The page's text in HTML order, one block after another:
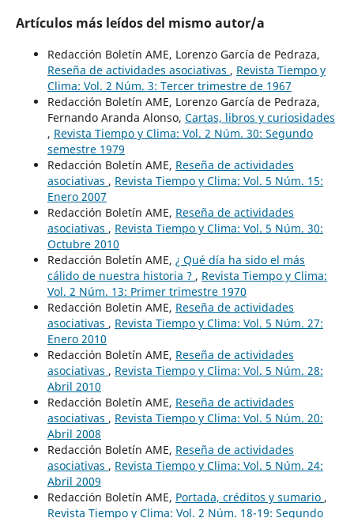
Artículos más leídos del mismo autor/a
Redacción Boletín AME, Lorenzo García de Pedraza,
Reseña de actividades asociativas , Revista Tiempo y
Clima: Vol. 2 Núm. 3: Tercer trimestre de 1967
Redacción Boletín AME, Lorenzo García de Pedraza,
Fernando Aranda Alonso, Cartas, libros y curiosidades
, Revista Tiempo y Clima: Vol. 2 Núm. 30: Segundo
semestre 1979
Redacción Boletín AME, Reseña de actividades
asociativas , Revista Tiempo y Clima: Vol. 5 Núm. 15:
Enero 2007
Redacción Boletín AME, Reseña de actividades
asociativas , Revista Tiempo y Clima: Vol. 5 Núm. 30:
Octubre 2010
Redacción Boletín AME, ¿ Qué día ha sido el más
cálido de nuestra historia ? , Revista Tiempo y Clima:
Vol. 2 Núm. 13: Primer trimestre 1970
Redacción Boletin AME, Reseña de actividades
asociativas , Revista Tiempo y Clima: Vol. 5 Núm. 27:
Enero 2010
Redacción Boletín AME, Reseña de actividades
asociativas , Revista Tiempo y Clima: Vol. 5 Núm. 28:
Abril 2010
Redacción Boletín AME, Reseña de actividades
asociativas , Revista Tiempo y Clima: Vol. 5 Núm. 20:
Abril 2008
Redacción Boletín AME, Reseña de actividades
asociativas , Revista Tiempo y Clima: Vol. 5 Núm. 24:
Abril 2009
Redacción Boletín AME, Portada, créditos y sumario ,
Revista Tiempo y Clima: Vol. 2 Núm. 18-19: Segundo